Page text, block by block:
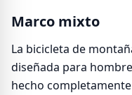
Marco mixto
La bicicleta de
diseñada para
hecho